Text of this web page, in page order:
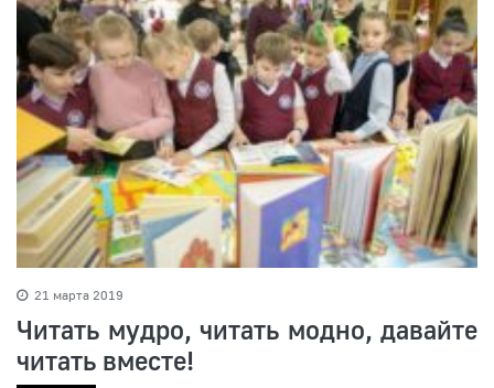
21 марта 2019
Читать мудро, читать модно, давайте
читать вместе!